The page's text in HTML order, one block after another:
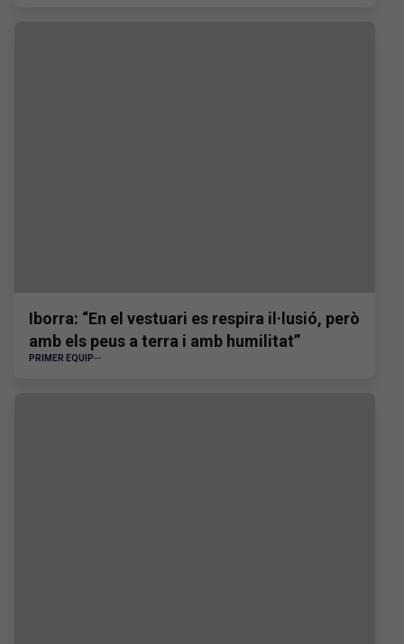
Iborra: “En el vestuari es respira il·lusió, però
amb els peus a terra i amb humilitat”
PRIMER EQUIP